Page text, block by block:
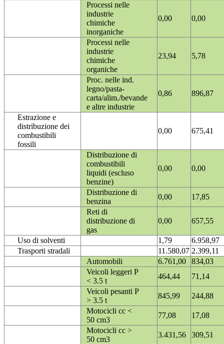
Processi nelle
industrie
chimiche
inorganiche
0,00 0,00
Processi nelle
industrie
chimiche
organiche
23,94 5,78
Proc. nelle ind.
legno/pasta-
carta/alim./bevande
e altre industrie
0,86 896,87
Estrazione e
distribuzione dei
combustibili
fossili
0,00 675,41
Distribuzione di
combustibili
liquidi (escluso
benzine)
0,00 0,00
Distribuzione di
benzina
0,00
17,85
Reti di
distribuzione di
gas
0,00 657,55
Uso di solventi 1,79
6.958,97
Trasporti stradali
11.580,07 2.399,11
Automobili
6.761,00
834,03
Veicoli leggeri P
< 3.5 t
464,44
71,14
Veicoli pesanti P
> 3.5 t
845,99
244,88
Motocicli cc <
50 cm3
77,08
17,08
Motocicli cc >
50 cm3
3.431,56
309,51